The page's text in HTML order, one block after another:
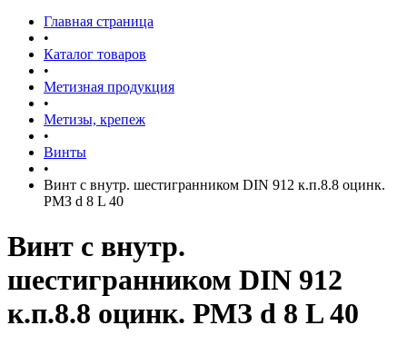
Главная страница
•
Каталог товаров
•
Метизная продукция
•
Метизы, крепеж
•
Винты
•
Винт с внутр. шестигранником DIN 912 к.п.8.8 оцинк.
РМЗ d 8 L 40
Винт с внутр.
шестигранником DIN 912
к.п.8.8 оцинк. РМЗ d 8 L 40